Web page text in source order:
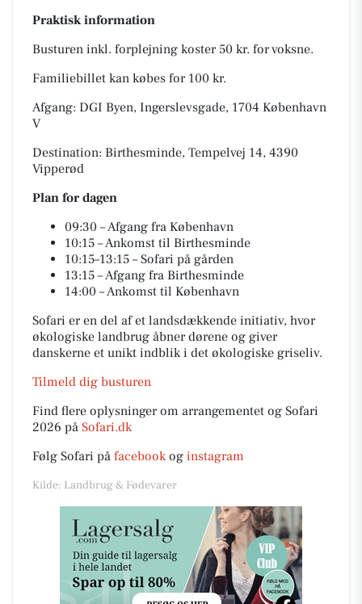
Praktisk information
Busturen inkl. forplejning koster 50 kr. for voksne.
Familiebillet kan købes for 100 kr.
Afgang: DGI Byen, Ingerslevsgade, 1704 København
V
Destination: Birthesminde, Tempelvej 14, 4390
Vipperød
Plan for dagen
09:30 – Afgang fra København
10:15 – Ankomst til Birthesminde
10:15–13:15 – Sofari på gården
13:15 – Afgang fra Birthesminde
14:00 – Ankomst til København
Sofari er en del af et landsdækkende initiativ, hvor
økologiske landbrug åbner dørene og giver
danskerne et unikt indblik i det økologiske griseliv.
Tilmeld dig busturen
Find flere oplysninger om arrangementet og Sofari
2026 på Sofari.dk
Følg Sofari på facebookog instagram
Kilde: Landbrug & Fødevarer